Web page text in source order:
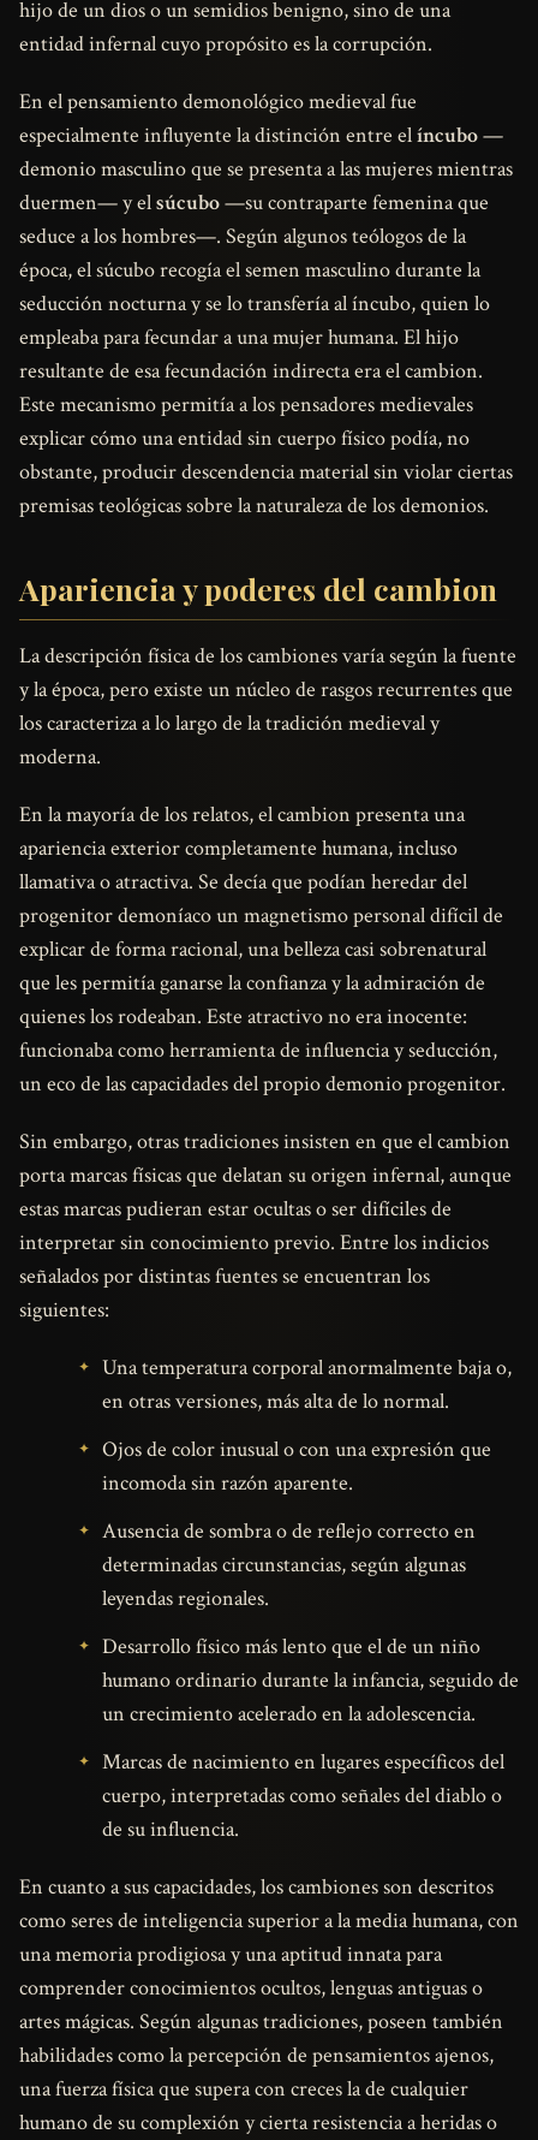
hijo de un dios o un semidios benigno, sino de una
entidad infernal cuyo propósito es la corrupción.
En el pensamiento demonológico medieval fue
especialmente influyente la distinción entre elíncubo—
demonio masculino que se presenta a las mujeres mientras
duermen— y elsúcubo—su contraparte femenina que
seduce a los hombres—. Según algunos teólogos de la
época, el súcubo recogía el semen masculino durante la
seducción nocturna y se lo transfería al íncubo, quien lo
empleaba para fecundar a una mujer humana. El hijo
resultante de esa fecundación indirecta era el cambion.
Este mecanismo permitía a los pensadores medievales
explicar cómo una entidad sin cuerpo físico podía, no
obstante, producir descendencia material sin violar ciertas
premisas teológicas sobre la naturaleza de los demonios.
Apariencia y poderes del cambion
La descripción física de los cambiones varía según la fuente
y la época, pero existe un núcleo de rasgos recurrentes que
los caracteriza a lo largo de la tradición medieval y
moderna.
En la mayoría de los relatos, el cambion presenta una
apariencia exterior completamente humana, incluso
llamativa o atractiva. Se decía que podían heredar del
progenitor demoníaco un magnetismo personal difícil de
explicar de forma racional, una belleza casi sobrenatural
que les permitía ganarse la confianza y la admiración de
quienes los rodeaban. Este atractivo no era inocente:
funcionaba como herramienta de influencia y seducción,
un eco de las capacidades del propio demonio progenitor.
Sin embargo, otras tradiciones insisten en que el cambion
porta marcas físicas que delatan su origen infernal, aunque
estas marcas pudieran estar ocultas o ser difíciles de
interpretar sin conocimiento previo. Entre los indicios
señalados por distintas fuentes se encuentran los
siguientes:
Una temperatura corporal anormalmente baja o,
en otras versiones, más alta de lo normal.
Ojos de color inusual o con una expresión que
incomoda sin razón aparente.
Ausencia de sombra o de reflejo correcto en
determinadas circunstancias, según algunas
leyendas regionales.
Desarrollo físico más lento que el de un niño
humano ordinario durante la infancia, seguido de
un crecimiento acelerado en la adolescencia.
Marcas de nacimiento en lugares específicos del
cuerpo, interpretadas como señales del diablo o
de su influencia.
En cuanto a sus capacidades, los cambiones son descritos
como seres de inteligencia superior a la media humana, con
una memoria prodigiosa y una aptitud innata para
comprender conocimientos ocultos, lenguas antiguas o
artes mágicas. Según algunas tradiciones, poseen también
habilidades como la percepción de pensamientos ajenos,
una fuerza física que supera con creces la de cualquier
humano de su complexión y cierta resistencia a heridas o